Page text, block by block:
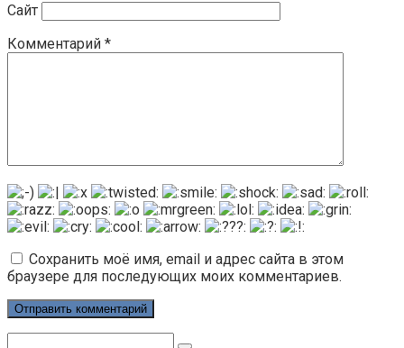
Сайт
Комментарий *
Сохранить моё имя, email и адрес сайта в этом
браузере для последующих моих комментариев.